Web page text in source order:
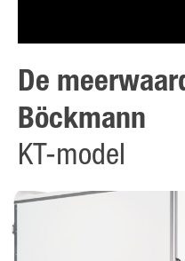
De
Böckmann
KT-model